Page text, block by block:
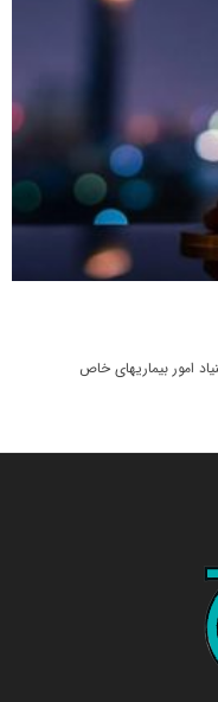
امور بیماریهای خاص